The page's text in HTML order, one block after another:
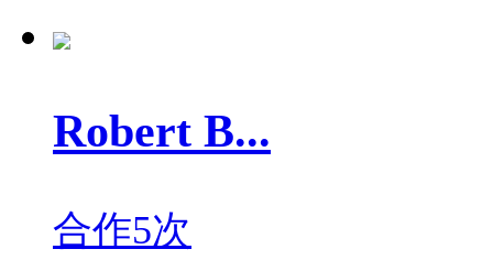
Robert B...
合作5次